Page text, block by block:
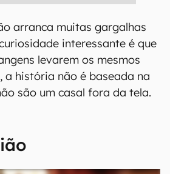
arranca muitas gargalhas
interessante é que
levarem os mesmos
a história não é baseada na
são um casal fora da tela.